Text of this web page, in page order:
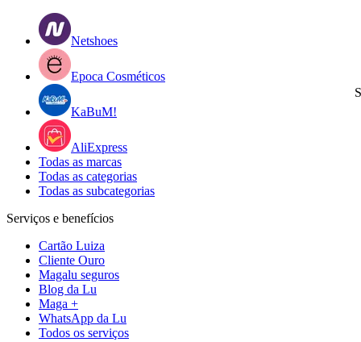
Netshoes
Epoca Cosméticos
KaBuM!
AliExpress
Todas as marcas
Todas as categorias
Todas as subcategorias
Serviços e benefícios
Cartão Luiza
Cliente Ouro
Magalu seguros
Blog da Lu
Maga +
WhatsApp da Lu
Todos os serviços